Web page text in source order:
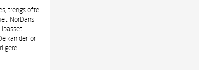
trengs ofte
NorDans
kan derfor